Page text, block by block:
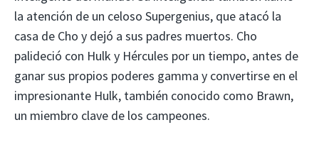
la atención de un celoso Supergenius, que atacó la
casa de Cho y dejó a sus padres muertos. Cho
palideció con Hulk y Hércules por un tiempo, antes de
ganar sus propios poderes gamma y convertirse en el
impresionante Hulk, también conocido como Brawn,
un miembro clave de los campeones.